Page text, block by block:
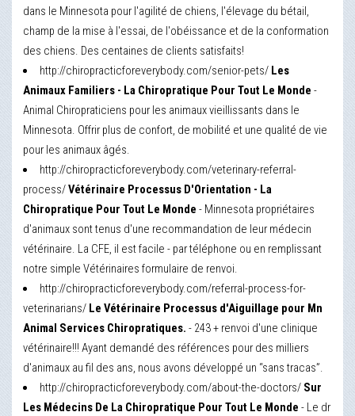
dans le Minnesota pour l'agilité de chiens, l'élevage du bétail,
champ de la mise à l'essai, de l'obéissance et de la conformation
des chiens. Des centaines de clients satisfaits!
http://chiropracticforeverybody.com/senior-pets/ Les
Animaux Familiers - La Chiropratique Pour Tout Le Monde -
Animal Chiropraticiens pour les animaux vieillissants dans le
Minnesota. Offrir plus de confort, de mobilité et une qualité de vie
pour les animaux âgés.
http://chiropracticforeverybody.com/veterinary-referral-
process/Vétérinaire Processus D'Orientation - La
Chiropratique Pour Tout Le Monde - Minnesota propriétaires
d'animaux sont tenus d'une recommandation de leur médecin
vétérinaire. La CFE, il est facile - par téléphone ou en remplissant
notre simple Vétérinaires formulaire de renvoi.
http://chiropracticforeverybody.com/referral-process-for-
veterinarians/ Le Vétérinaire Processus d'Aiguillage pour Mn
Animal Services Chiropratiques. - 243 + renvoi d'une clinique
vétérinaire!!! Ayant demandé des références pour des milliers
d'animaux au fil des ans, nous avons développé un “sans tracas”.
http://chiropracticforeverybody.com/about-the-doctors/ Sur
Les Médecins De La Chiropratique Pour Tout Le Monde - Le dr